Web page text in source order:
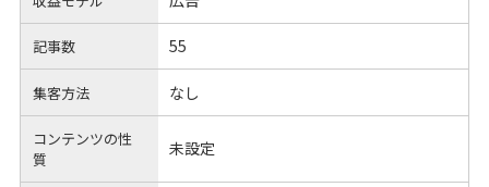
記事数 55
集客方法 なし
コンテンツの性
質
未設定